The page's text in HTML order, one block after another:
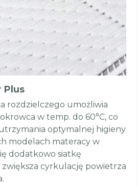
Plus
rozdzielczego umożliwia
w temp. do 60°C, co
optymalnej higieny
modelach materacy w
dodatkowo siatkę
cyrkulację powietrza